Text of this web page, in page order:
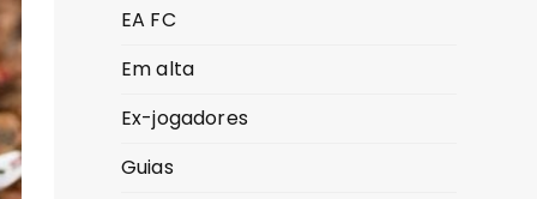
EA FC
Em alta
Ex-jogadores
Guias